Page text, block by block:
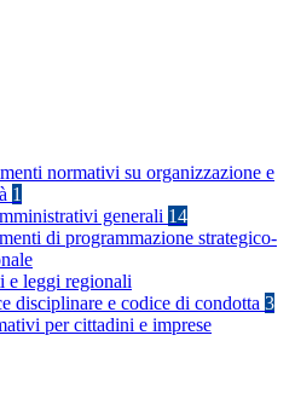
normativi su organizzazione e
1
generali 14
di programmazione strategico-
e leggi regionali
disciplinare e codice di condotta 3
per cittadini e imprese